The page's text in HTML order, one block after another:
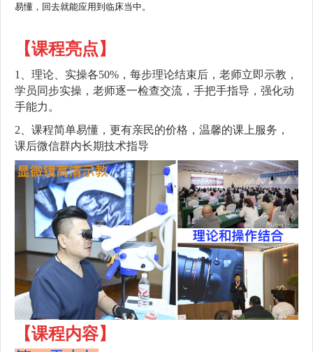
易懂，回去就能应用到临床当中。
【课程亮点】
1、理论、实操各50%，每步理论结束后，老师立即示教，
学员同步实操，老师逐一检查交流，手把手指导，强化动
手能力。
2、课程简单易懂，更有亲民的价格，温馨的课上服务，
课后微信群内长期技术指导
【课程内容】